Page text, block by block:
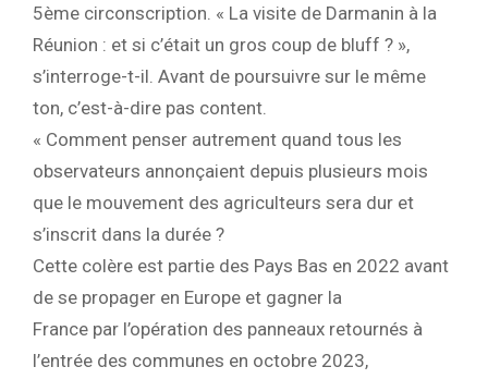
5ème circonscription. « La visite de Darmanin à la
Réunion : et si c’était un gros coup de bluff ? »,
s’interroge-t-il. Avant de poursuivre sur le même
ton, c’est-à-dire pas content.
« Comment penser autrement quand tous les
observateurs annonçaient depuis plusieurs mois
que le mouvement des agriculteurs sera dur et
s’inscrit dans la durée ?
Cette colère est partie des Pays Bas en 2022 avant
de se propager en Europe et gagner la
France par l’opération des panneaux retournés à
l’entrée des communes en octobre 2023,